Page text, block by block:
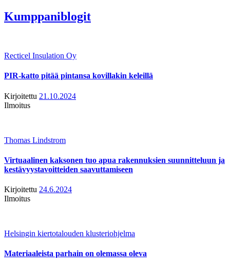
Kumppaniblogit
Recticel Insulation Oy
PIR-katto pitää pintansa kovillakin keleillä
Kirjoitettu 21.10.2024
Ilmoitus
Thomas Lindstrom
Virtuaalinen kaksonen tuo apua rakennuksien suunnitteluun ja
kestävyystavoitteiden saavuttamiseen
Kirjoitettu 24.6.2024
Ilmoitus
Helsingin kiertotalouden klusteriohjelma
Materiaaleista parhain on olemassa oleva